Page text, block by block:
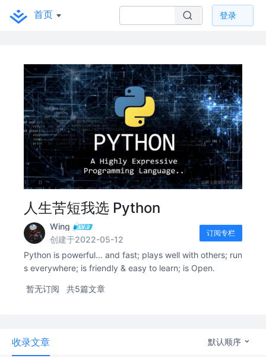
首页 登录
人生苦短我选 Python
Wing
创建于2022-05-12
订阅专栏
Python is powerful... and fast; plays well with others; run
s everywhere; is friendly & easy to learn; is Open.
暂无订阅 共5篇文章
收录文章 默认顺序